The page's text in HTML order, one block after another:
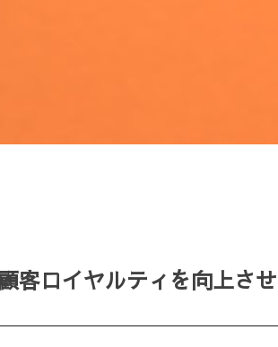
客ロイヤルティを向上さ